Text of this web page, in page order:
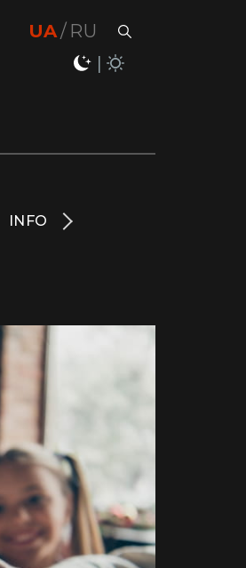
UA RU
INFO